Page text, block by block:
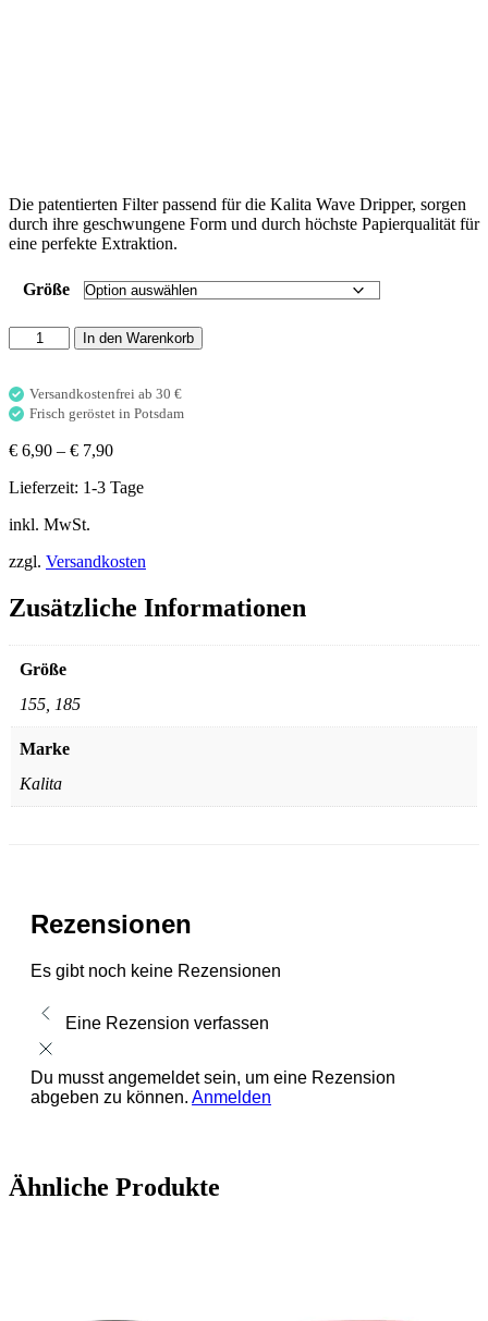
Die patentierten Filter passend für die Kalita Wave Dripper, sorgen
durch ihre geschwungene Form und durch höchste Papierqualität für
eine perfekte Extraktion.
Größe
Kalita
Wave
weiss
-
Stück
In den Warenkorb
Versandkostenfrei ab 30 €
Frisch geröstet in Potsdam
€ 6,90 – € 7,90
Lieferzeit: 1-3 Tage
inkl. MwSt.
zzgl. Versandkosten
Zusätzliche Informationen
Größe
155, 185
Marke
Kalita
Rezensionen
Es gibt noch keine Rezensionen
Eine Rezension verfassen
Du musst angemeldet sein, um eine Rezension
abgeben zu können. Anmelden
Ähnliche Produkte